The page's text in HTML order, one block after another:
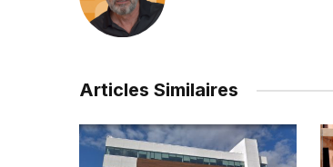
Articles Similaires